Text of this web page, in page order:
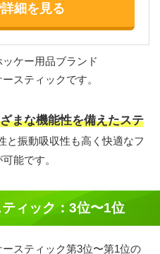
細を見る
ケー用品ブランド
スティックです。
まな機能性を備えたステ
と振動吸収性も高く快適なフ
能です。
ティック：3位〜1位
スティック第3位〜第1位の